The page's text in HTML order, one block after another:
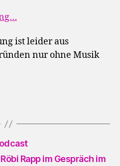
ist leider aus
nur ohne Musik
Rapp im Gespräch im